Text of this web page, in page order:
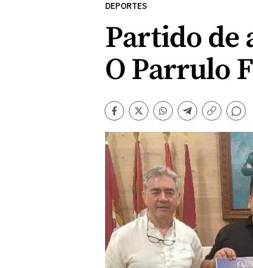
DEPORTES
Partido de
O Parrulo
Facebook
TwitterWhatsapp
Telegram
Copiar
enlace
Comentarios